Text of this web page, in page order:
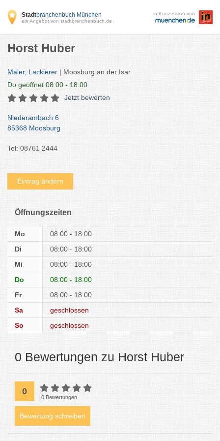
Stadtbranchenbuch München
ein Angebot von stadtbranchenbuch.de
in Konzession von
Horst Huber
Maler, Lackierer | Moosburg an der Isar
Do geöffnet 08:00 - 18:00
Jetzt bewerten
Niederambach 6
85368 Moosburg
Tel: 08761 2444
Eintrag ändern
Öffnungszeiten
Mo
08:00 - 18:00
Di
08:00 - 18:00
Mi
08:00 - 18:00
Do
08:00 - 18:00
Fr
08:00 - 18:00
Sa
geschlossen
So
geschlossen
0 Bewertungen zu Horst Huber
0
0 Bewertungen
Bewertung schreiben